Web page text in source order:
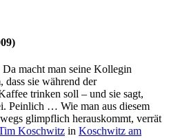
Da macht man seine Kollegin
dass sie während der
trinken soll – und sie sagt,
Peinlich … Wie man aus diesem
glimpflich herauskommt, verrät
Koschwitz in Koschwitz am